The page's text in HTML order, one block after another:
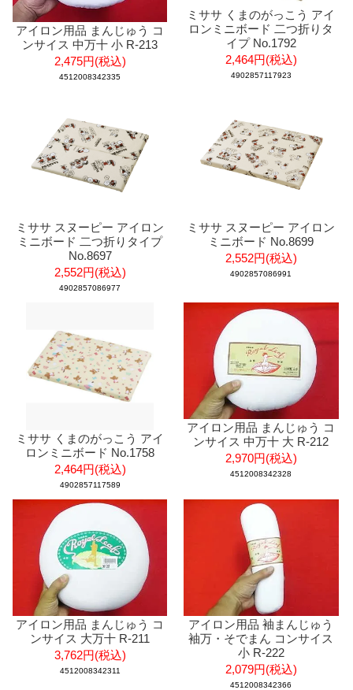
アイロン用品 まんじゅう コ
ンサイス 中万十 小 R-213
2,475円(税込)
4512008342335
ミササ くまのがっこう アイ
ロンミニボード 二つ折りタ
イプ No.1792
2,464円(税込)
4902857117923
ミササ スヌーピー アイロン
ミニボード 二つ折りタイプ
No.8697
2,552円(税込)
4902857086977
ミササ スヌーピー アイロン
ミニボード No.8699
2,552円(税込)
4902857086991
ミササ くまのがっこう アイ
ロンミニボード No.1758
2,464円(税込)
4902857117589
アイロン用品 まんじゅう コ
ンサイス 中万十 大 R-212
2,970円(税込)
4512008342328
アイロン用品 まんじゅう コ
ンサイス 大万十 R-211
3,762円(税込)
4512008342311
アイロン用品 袖まんじゅう
袖万・そでまん コンサイス
小 R-222
2,079円(税込)
4512008342366